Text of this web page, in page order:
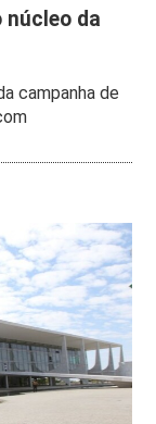
núcleo da
campanha de